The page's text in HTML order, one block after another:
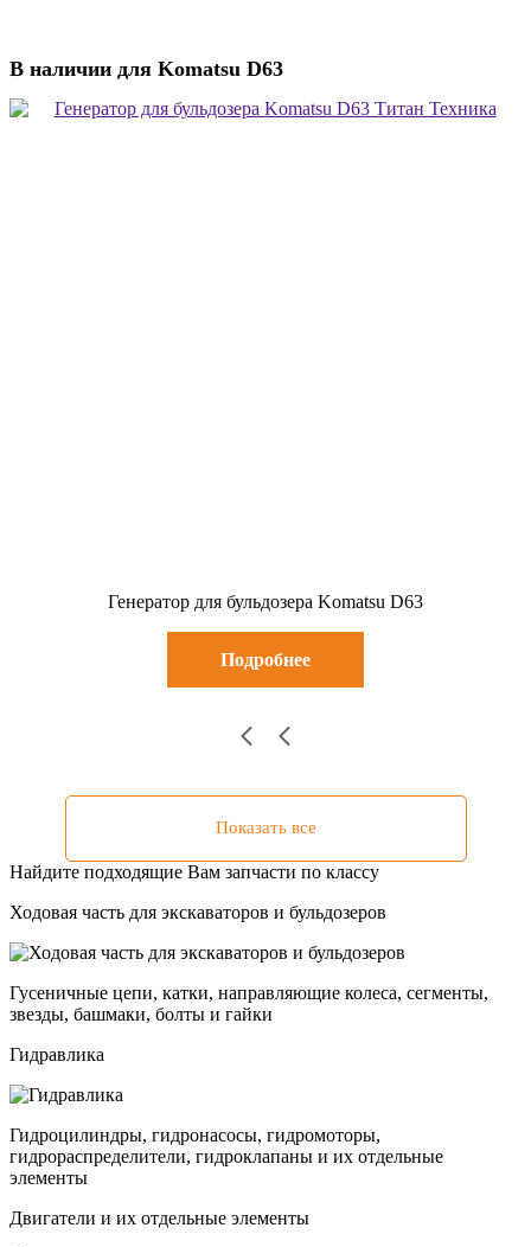
В наличии для Komatsu D63
Генератор для бульдозера Komatsu D63
Подробнее
Показать все
Найдите подходящие Вам запчасти по классу
Ходовая часть для экскаваторов и бульдозеров
Гусеничные цепи, катки, направляющие колеса, сегменты,
звезды, башмаки, болты и гайки
Гидравлика
Гидроцилиндры, гидронасосы, гидромоторы,
гидрораспределители, гидроклапаны и их отдельные
элементы
Двигатели и их отдельные элементы